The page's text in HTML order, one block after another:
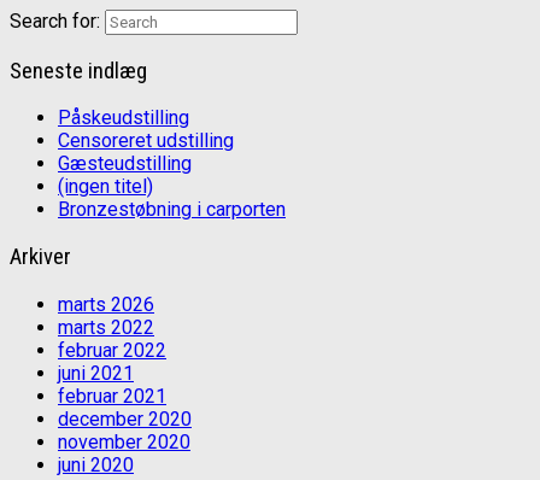
Search for:
Seneste indlæg
Påskeudstilling
Censoreret udstilling
Gæsteudstilling
(ingen titel)
Bronzestøbning i carporten
Arkiver
marts 2026
marts 2022
februar 2022
juni 2021
februar 2021
december 2020
november 2020
juni 2020